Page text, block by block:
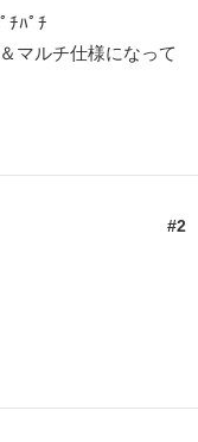
ﾁﾊﾟﾁ
マルチ仕様になって
2